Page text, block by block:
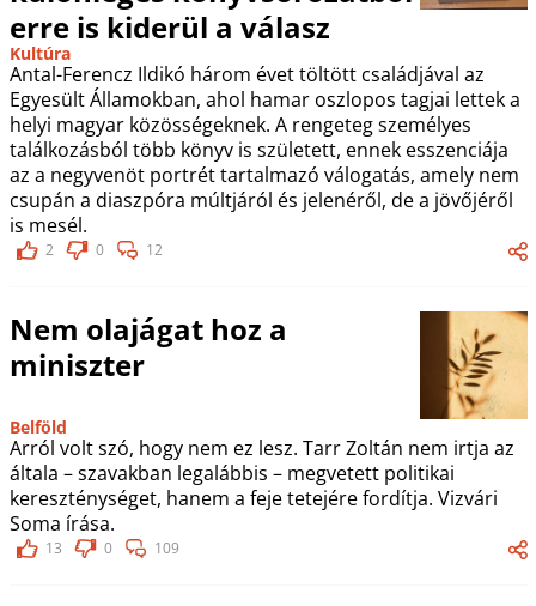
erre is kiderül a válasz
Kultúra
Antal-Ferencz Ildikó három évet töltött családjával az
Egyesült Államokban, ahol hamar oszlopos tagjai lettek a
helyi magyar közösségeknek. A rengeteg személyes
találkozásból több könyv is született, ennek esszenciája
az a negyvenöt portrét tartalmazó válogatás, amely nem
csupán a diaszpóra múltjáról és jelenéről, de a jövőjéről
is mesél.
2 0 12
Nem olajágat hoz a
miniszter
Belföld
Arról volt szó, hogy nem ez lesz. Tarr Zoltán nem irtja az
általa – szavakban legalábbis – megvetett politikai
kereszténységet, hanem a feje tetejére fordítja. Vizvári
Soma írása.
13 0 109